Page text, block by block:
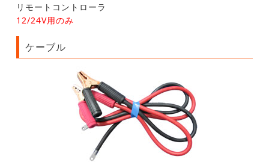
リモートコントローラ
12/24V用のみ
ケーブル